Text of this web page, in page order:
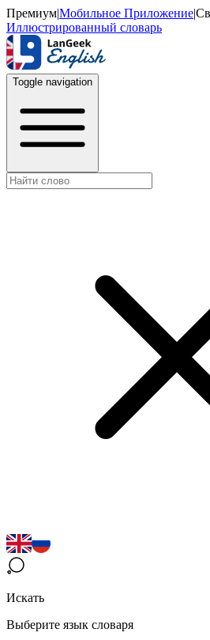
Премиум|Мобильное Приложение|
Иллюстрированный словарь
Toggle navigation
Искать
Выберите язык словаря